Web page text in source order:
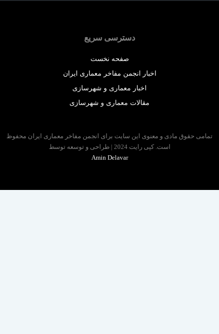
دسترسی سریع
صفحه نخست
اخبار انجمن مفاخر معماری ایران
اخبار معماری و شهرسازی
مقالات معماری و شهرسازی
حقوق مادی و معنوی این سایت برای انجمن مفاخر معماری ایران محفوظ
است. کپی رایت 2024 | طراحی و توسعه توسط
Amin Delavar